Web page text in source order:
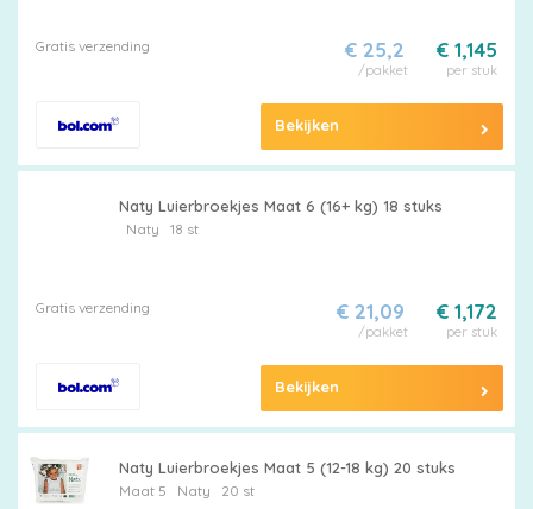
Gratis verzending € 1,145
per stuk
€ 25,2
/pakket
Bekijken
Naty Luierbroekjes Maat 6 (16+ kg) 18 stuks
Naty 18 st
Gratis verzending € 1,172
per stuk
€ 21,09
/pakket
Bekijken
Naty Luierbroekjes Maat 5 (12-18 kg) 20 stuks
Maat 5 Naty 20 st